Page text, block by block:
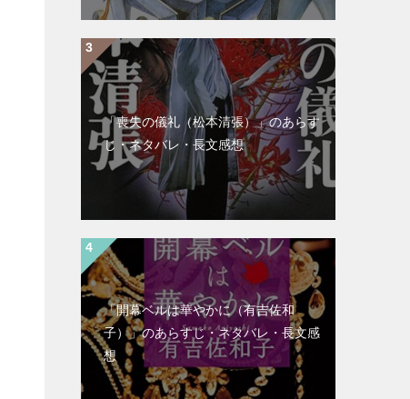
「喪失の儀礼（松本清張）」のあらす
じ・ネタバレ・長文感想
「開幕ベルは華やかに（有吉佐和
子）」のあらすじ・ネタバレ・長文感
想